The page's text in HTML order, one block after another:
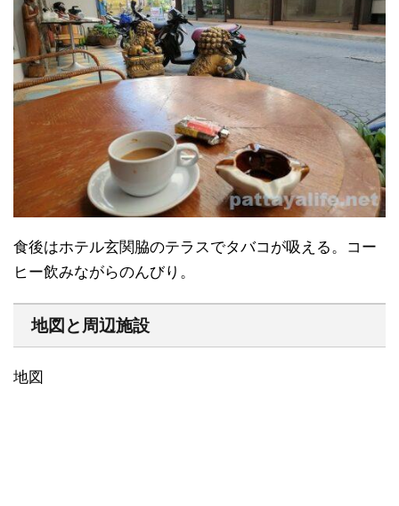
食後はホテル玄関脇のテラスでタバコが吸える。コー
ヒー飲みながらのんびり。
地図と周辺施設
地図